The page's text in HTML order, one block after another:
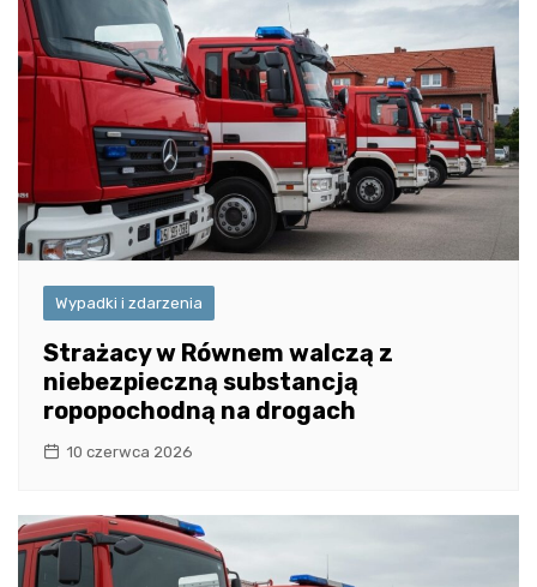
Wypadki i zdarzenia
Strażacy w Równem walczą z
niebezpieczną substancją
ropopochodną na drogach
10 czerwca 2026